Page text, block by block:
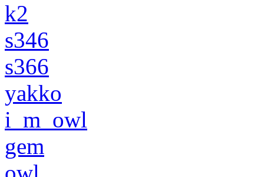
k2
s346
s366
yakko
i_m_owl
gem